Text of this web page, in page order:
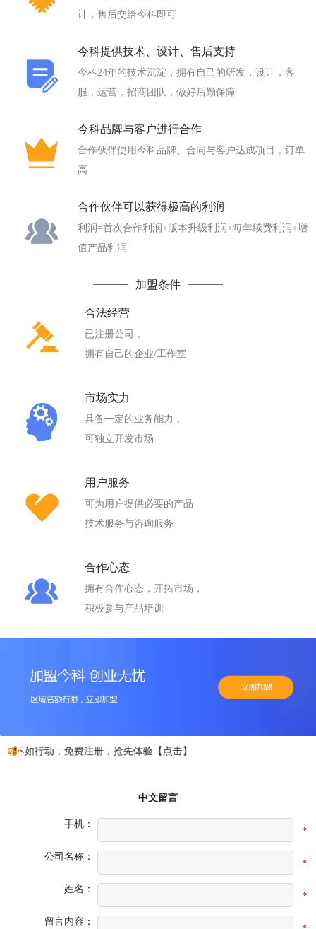
计，售后交给今科即可
今科提供技术、设计、售后支持
今科24年的技术沉淀，拥有自己的研发，设计，客
服，运营，招商团队，做好后勤保障
今科品牌与客户进行合作
合作伙伴使用今科品牌、合同与客户达成项目，订单
高
合作伙伴可以获得极高的利润
利润=首次合作利润+版本升级利润+每年续费利润+增
值产品利润
加盟条件
合法经营
已注册公司，
拥有自己的企业/工作室
市场实力
具备一定的业务能力，
可独立开发市场
用户服务
可为用户提供必要的产品
技术服务与咨询服务
合作心态
拥有合作心态，开拓市场，
积极参与产品培训
不如行动，免费注册，抢先体验【点击】
中文留言
手机：
*
公司名称：
*
姓名：
*
留言内容：